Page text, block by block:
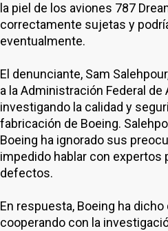
la piel de los aviones 787
correctamente sujetas y
eventualmente.
El denunciante, Sam
a la Administración Federal de
investigando la calidad y
fabricación de Boeing.
Boeing ha ignorado sus
impedido hablar con expertos
defectos.
En respuesta, Boeing ha dicho
cooperando con la